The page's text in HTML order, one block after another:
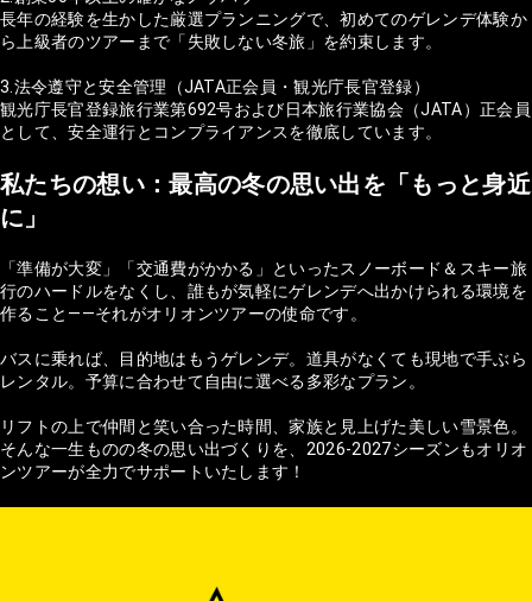
長年の経験を生かした厳選プランニングで、初めてのゲレンデ体験か
ら上級者のツアーまで「失敗しない冬旅」を約束します。
3.法令遵守と安全管理（JATA正会員・観光庁長官登録）
観光庁長官登録旅行業第692号および日本旅行業協会（JATA）正会員
として、安全運行とコンプライアンスを徹底しています。
私たちの想い：最高の冬の思い出を「もっと身近
に」
「準備が大変」「交通費がかかる」といったスノーボード＆スキー旅
行のハードルをなくし、誰もが気軽にゲレンデへ出かけられる環境を
作ること——それがオリオンツアーの使命です。
バスに乗れば、目的地はもうゲレンデ。道具がなくても現地で手ぶら
レンタル。予算に合わせて自由に選べる多彩なプラン。
リフトの上で仲間と笑い合った時間、家族と見上げた美しい雪景色。
そんな一生ものの冬の思い出づくりを、2026-2027シーズンもオリオ
ンツアーが全力でサポートいたします！